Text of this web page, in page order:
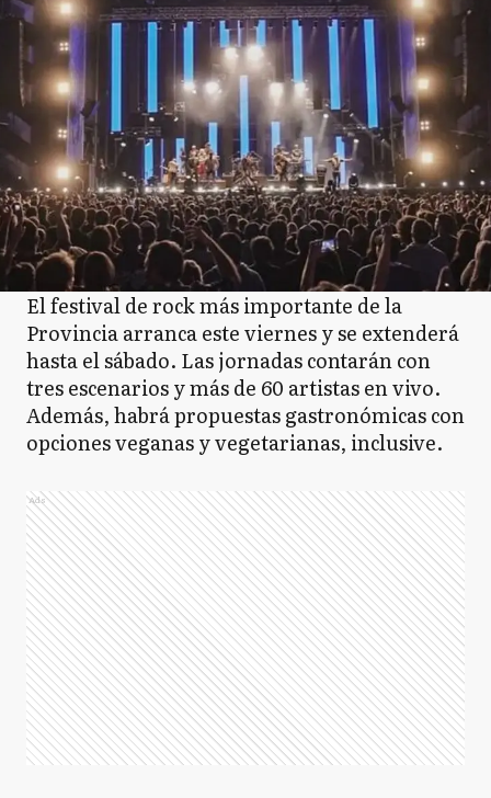
El festival de rock más importante de la
Provincia arranca este viernes y se extenderá
hasta el sábado. Las jornadas contarán con
tres escenarios y más de 60 artistas en vivo.
Además, habrá propuestas gastronómicas con
opciones veganas y vegetarianas, inclusive.
Ads